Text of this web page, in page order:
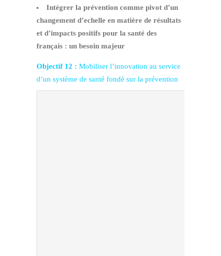
Intégrer la prévention comme pivot d’un
changement d’echelle en matière de résultats
et d’impacts positifs pour la santé des
français : un besoin majeur
Objectif 12 : Mobiliser l’innovation au service
d’un système de santé fondé sur la prévention